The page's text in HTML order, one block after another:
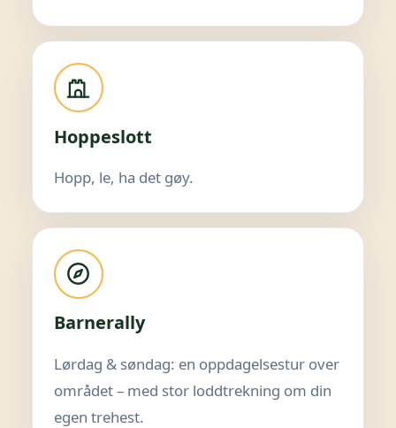
Hoppeslott
Hopp, le, ha det gøy.
Barnerally
Lørdag & søndag: en oppdagelsestur over
området – med stor loddtrekning om din
egen trehest.